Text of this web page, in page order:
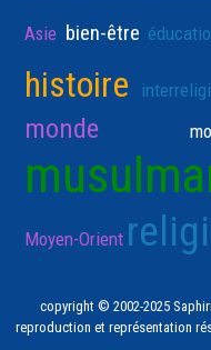
Asie bien-être
histoire
monde
Moyen-Orient
copyright © 2002-2025
reproduction et représentation